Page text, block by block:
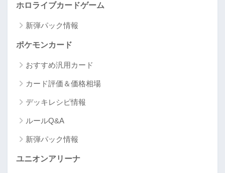
ホロライブカードゲーム
新弾パック情報
ポケモンカード
おすすめ汎用カード
カード評価＆価格相場
デッキレシピ情報
ルールQ&A
新弾パック情報
ユニオンアリーナ